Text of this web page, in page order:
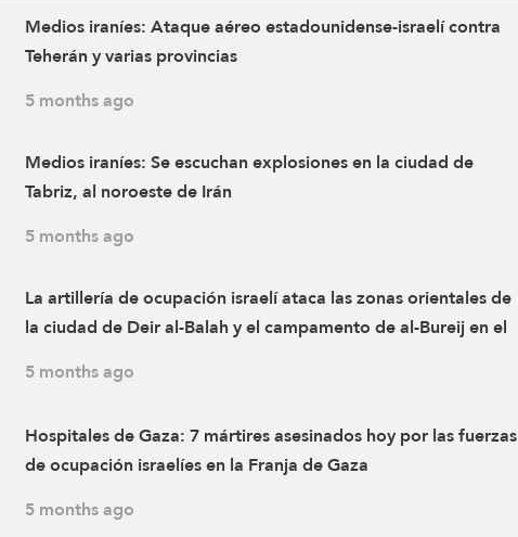
Medios iraníes: Ataque aéreo estadounidense-israelí contra
Teherán y varias provincias
5 months ago
Medios iraníes: Se escuchan explosiones en la ciudad de
Tabriz, al noroeste de Irán
5 months ago
La artillería de ocupación israelí ataca las zonas orientales de
la ciudad de Deir al-Balah y el campamento de al-Bureij en el
centro de la Franja de Gaza
5 months ago
Hospitales de Gaza: 7 mártires asesinados hoy por las fuerzas
de ocupación israelíes en la Franja de Gaza
5 months ago